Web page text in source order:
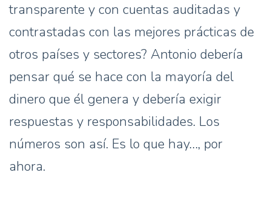
transparente y con cuentas auditadas y
contrastadas con las mejores prácticas de
otros países y sectores? Antonio debería
pensar qué se hace con la mayoría del
dinero que él genera y debería exigir
respuestas y responsabilidades. Los
números son así. Es lo que hay…, por
ahora.